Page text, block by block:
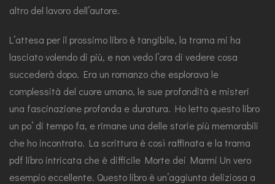
altro del lavoro dell’autore.
L’attesa per il prossimo libro è tangibile, la trama mi ha
lasciato volendo di più, e non vedo l’ora di vedere cosa
succederà dopo. Era un romanzo che esplorava le
complessità del cuore umano, le sue profondità e misteri
una fascinazione profonda e duratura. Ho letto questo libro
un po’ di tempo fa, e rimane una delle storie più memorabili
che ho incontrato. La scrittura è così raffinata e la trama
pdf libro intricata che è difficile Morte dei Marmi Un vero
esempio eccellente. Questo libro è un’aggiunta deliziosa a